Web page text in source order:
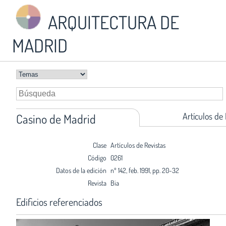
ARQUITECTURA DE
MADRID
Casino de Madrid Artículos de
Clase Artículos de Revistas
Código 0261
Datos de la edición nº 142, feb. 1991, pp. 20-32
Revista Bia
Edificios referenciados